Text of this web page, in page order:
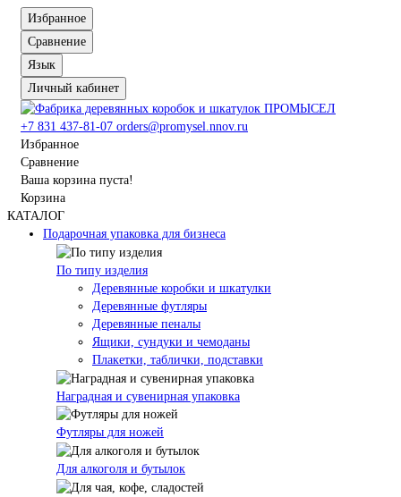
Избранное
Сравнение
Язык
Личный кабинет
+7 831 437-81-07 orders@promysel.nnov.ru
Избранное
Сравнение
Ваша корзина пуста!
Корзина
КАТАЛОГ
Подарочная упаковка для бизнеса
По типу изделия
Деревянные коробки и шкатулки
Деревянные футляры
Деревянные пеналы
Ящики, сундуки и чемоданы
Плакетки, таблички, подставки
Наградная и сувенирная упаковка
Футляры для ножей
Для алкоголя и бутылок